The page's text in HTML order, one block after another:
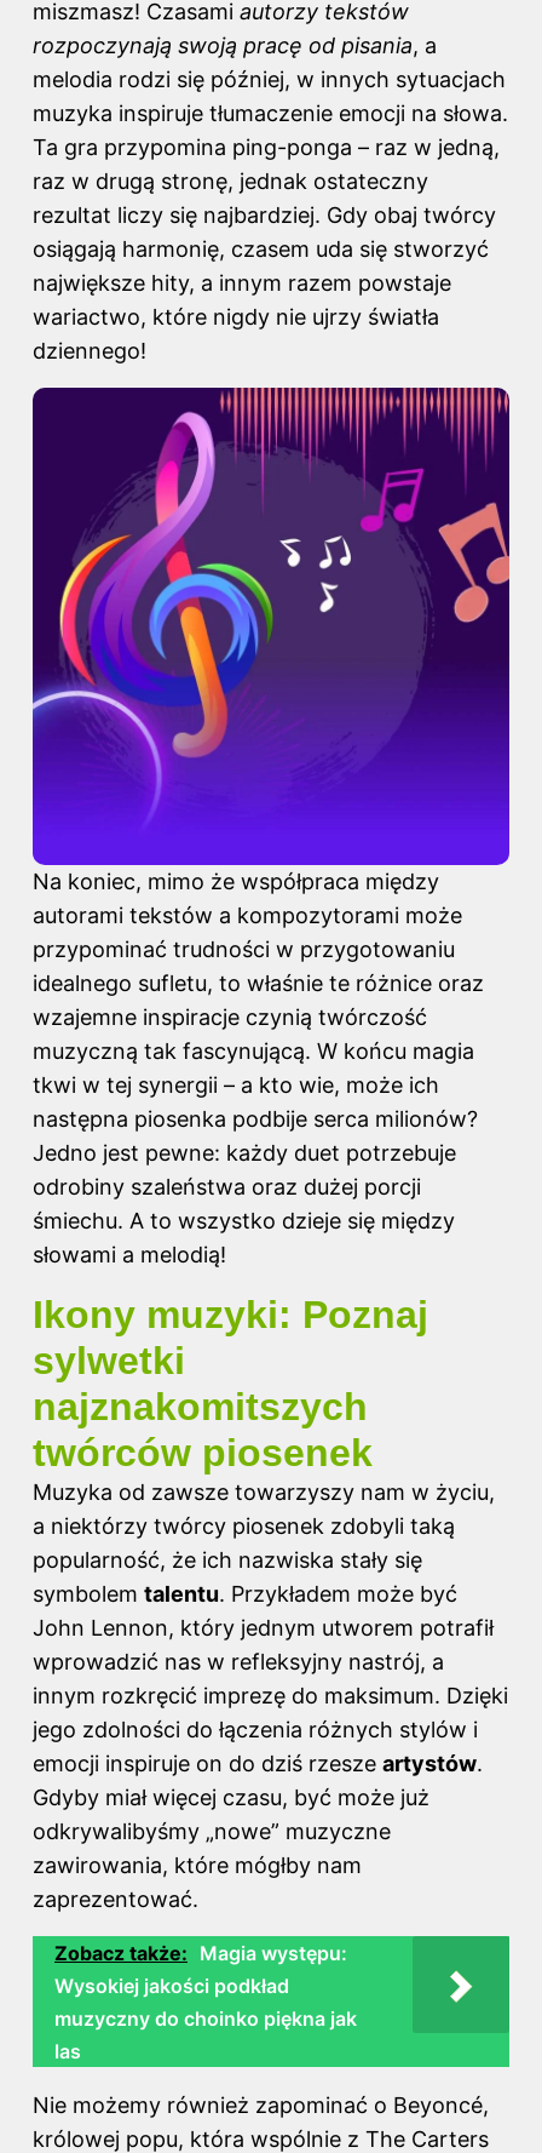
miszmasz! Czasami autorzy tekstów
rozpoczynają swoją pracę od pisania, a
melodia rodzi się później, w innych sytuacjach
muzyka inspiruje tłumaczenie emocji na słowa.
Ta gra przypomina ping-ponga – raz w jedną,
raz w drugą stronę, jednak ostateczny
rezultat liczy się najbardziej. Gdy obaj twórcy
osiągają harmonię, czasem uda się stworzyć
największe hity, a innym razem powstaje
wariactwo, które nigdy nie ujrzy światła
dziennego!
Na koniec, mimo że współpraca między
autorami tekstów a kompozytorami może
przypominać trudności w przygotowaniu
idealnego sufletu, to właśnie te różnice oraz
wzajemne inspiracje czynią twórczość
muzyczną tak fascynującą. W końcu magia
tkwi w tej synergii – a kto wie, może ich
następna piosenka podbije serca milionów?
Jedno jest pewne: każdy duet potrzebuje
odrobiny szaleństwa oraz dużej porcji
śmiechu. A to wszystko dzieje się między
słowami a melodią!
Ikony muzyki: Poznaj
sylwetki
najznakomitszych
twórców piosenek
Muzyka od zawsze towarzyszy nam w życiu,
a niektórzy twórcy piosenek zdobyli taką
popularność, że ich nazwiska stały się
symbolem talentu. Przykładem może być
John Lennon, który jednym utworem potrafił
wprowadzić nas w refleksyjny nastrój, a
innym rozkręcić imprezę do maksimum. Dzięki
jego zdolności do łączenia różnych stylów i
emocji inspiruje on do dziś rzesze artystów.
Gdyby miał więcej czasu, być może już
odkrywalibyśmy „nowe” muzyczne
zawirowania, które mógłby nam
zaprezentować.
Zobacz także: Magia występu:
Wysokiej jakości podkład
muzyczny do choinko piękna jak
las
Nie możemy również zapominać o Beyoncé,
królowej popu, która wspólnie z The Carters